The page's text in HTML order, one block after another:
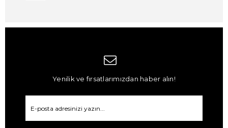
Yenilik ve fırsatlarımızdan haber alın!